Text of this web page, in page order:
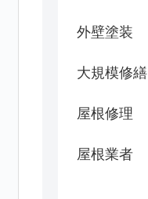
外壁塗装
大規模修繕
屋根修理
屋根業者